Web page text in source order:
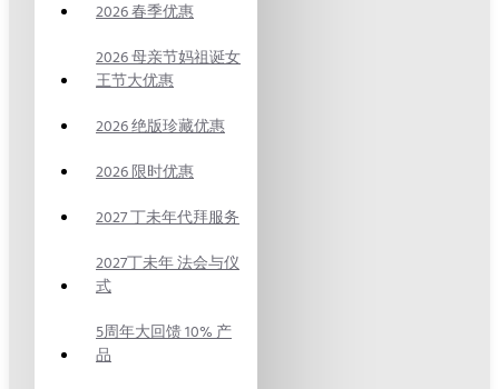
2026 春季优惠
2026 母亲节妈祖诞女
王节大优惠
2026 绝版珍藏优惠
2026 限时优惠
2027 丁未年代拜服务
2027丁未年 法会与仪
式
5周年大回馈 10% 产
品